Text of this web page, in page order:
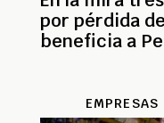
por pérdida
beneficia a
EMPRESAS